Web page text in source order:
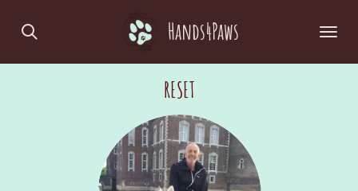
Hauptinhalt
Hands4Paws
RESET